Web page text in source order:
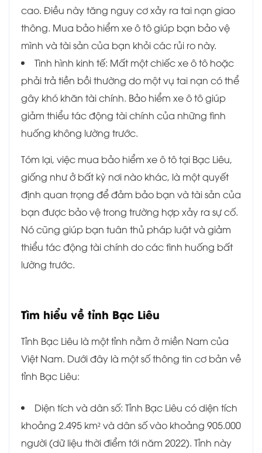
cao. Điều này tăng nguy cơ xảy ra tai nạn giao
thông. Mua bảo hiểm xe ô tô giúp bạn bảo vệ
mình và tài sản của bạn khỏi các rủi ro này.
Tình hình kinh tế: Mất một chiếc xe ô tô hoặc
phải trả tiền bồi thường do một vụ tai nạn có thể
gây khó khăn tài chính. Bảo hiểm xe ô tô giúp
giảm thiểu tác động tài chính của những tình
huống không lường trước.
Tóm lại, việc mua bảo hiểm xe ô tô tại Bạc Liêu,
giống như ở bất kỳ nơi nào khác, là một quyết
định quan trọng để đảm bảo bạn và tài sản của
bạn được bảo vệ trong trường hợp xảy ra sự cố.
Nó cũng giúp bạn tuân thủ pháp luật và giảm
thiểu tác động tài chính do các tình huống bất
lường trước.
Tìm hiểu về tỉnh Bạc Liêu
Tỉnh Bạc Liêu là một tỉnh nằm ở miền Nam của
Việt Nam. Dưới đây là một số thông tin cơ bản về
tỉnh Bạc Liêu:
Diện tích và dân số: Tỉnh Bạc Liêu có diện tích
khoảng 2.495 km² và dân số vào khoảng 905.000
người (dữ liệu thời điểm tới năm 2022). Tỉnh này